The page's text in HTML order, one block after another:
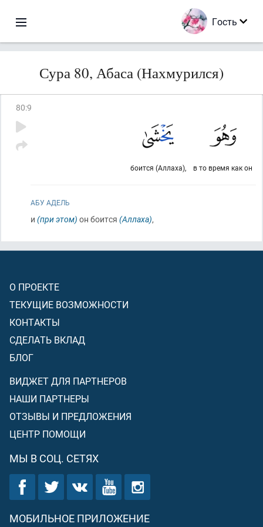
Гость
Сура 80, Абаса (Нахмурился)
80:9
в то время как он
боится (Аллаха),
АБУ АДЕЛЬ
и (при этом) он боится (Аллаха),
О ПРОЕКТЕ
ТЕКУЩИЕ ВОЗМОЖНОСТИ
КОНТАКТЫ
СДЕЛАТЬ ВКЛАД
БЛОГ
ВИДЖЕТ ДЛЯ ПАРТНЕРОВ
НАШИ ПАРТНЕРЫ
ОТЗЫВЫ И ПРЕДЛОЖЕНИЯ
ЦЕНТР ПОМОЩИ
МЫ В СОЦ. СЕТЯХ
МОБИЛЬНОЕ ПРИЛОЖЕНИЕ